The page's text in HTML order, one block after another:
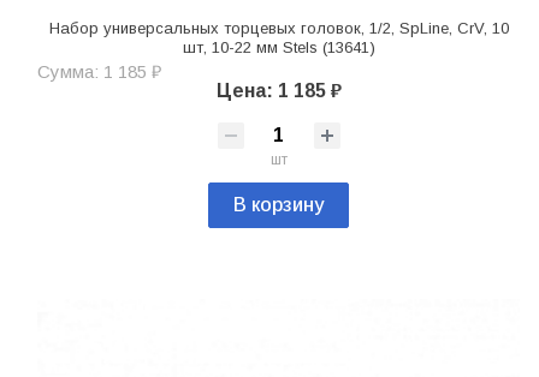
Набор универсальных торцевых головок, 1/2, SpLine, CrV, 10
шт, 10-22 мм Stels (13641)
Сумма: 1 185 ₽
Цена: 1 185 ₽
шт
В корзину